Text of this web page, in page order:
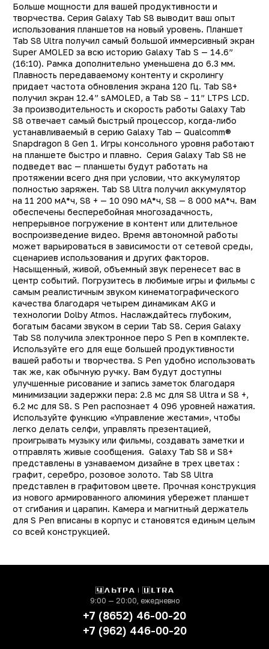
Больше мощности для вашей продуктивности и
творчества. Серия Galaxy Tab S8 выводит ваш опыт
использования планшетов на новый уровень. Планшет
Tab S8 Ultra получил самый большой иммерсивный экран
Super AMOLED за всю историю Galaxy Tab S — 14.6”
(16:10). Рамка дополнительно уменьшена до 6.3 мм.
Плавность передаваемому контенту и скролингу
придает частота обновления экрана 120 Гц. Tab S8+
получил экран 12.4” sAMOLED, а Tab S8 – 11” LTPS LCD.
За производительность и скорость работы Galaxy Tab
S8 отвечает самый быстрый процессор, когда-либо
устанавливаемый в серию Galaxy Tab — Qualcomm®
Snapdragon 8 Gen 1. Игры консольного уровня работают
на планшете быстро и плавно. Серия Galaxy Tab S8 не
подведет вас — планшеты будут работать на
протяжении всего дня при условии, что аккумулятор
полностью заряжен. Tab S8 Ultra получил аккумулятор
на 11 200 мА*ч, S8 + — 10 090 мА*ч, S8 — 8 000 мА*ч. Вам
обеспечены бесперебойная многозадачность,
непрерывное погружение в контент или длительное
воспроизведение видео. Время автономной работы
может варьироваться в зависимости от сетевой среды,
сценариев использования и других факторов.
Насыщенный, живой, объемный звук перенесет вас в
центр событий. Погрузитесь в любимые игры и фильмы с
самым реалистичным звуком кинематографического
качества благодаря четырем динамикам AKG и
технологии Dolby Atmos. Наслаждайтесь глубоким,
богатым басами звуком в серии Tab S8. Серия Galaxy
Tab S8 получила электронное перо S Pen в комплекте.
Используйте его для еще большей продуктивности
вашей работы и творчества. S Pen удобно использовать
так же, как обычную ручку. Вам будут доступны
улучшенные рисование и запись заметок благодаря
минимизации задержки пера: 2.8 мс для S8 Ultra и S8 +,
6.2 мс для S8. S Pen распознает 4 096 уровней нажатия.
Используйте функцию «Управление жестами», чтобы
легко делать селфи, управлять презентацией,
проигрывать музыку или фильмы, создавать заметки и
отправлять живые сообщения. Galaxy Tab S8 и S8+
представлены в узнаваемом дизайне в трех цветах :
графит, серебро, розовое золото. Tab S8 Ultra
представлен в графитовом цвете. Прочная конструкция
из нового армированного алюминия убережет планшет
от сгибания и царапин. Камера и магнитный держатель
для S Pen вписаны в корпус и становятся единым целым
со всей конструкцией.
данные
цвета
12846, 12841,
Galaxy Tab
система
Android
память
память
Snapdragon 8 Gen
ядер
фотокамера
камера
карт памяти
разъема для зарядки
аккумулятора
8000
экрана (Дюйм)
экрана
GPS, ГЛОНАСС,
сим-карты
не
гироскоп,
9:00 — 20:00, ежедневно
+7 (8652) 46-00-20
+7 (962) 446-00-20